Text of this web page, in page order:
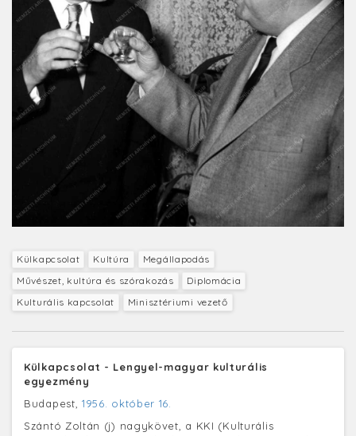
Külkapcsolat Kultúra
Megállapodás
Művészet, kultúra és szórakozás
Diplomácia
Kulturális kapcsolat
Minisztériumi vezető
Külkapcsolat - Lengyel-magyar kulturális
egyezmény
Budapest, 1956. október 16.
Szántó Zoltán (j) nagykövet, a KKI (Kulturális